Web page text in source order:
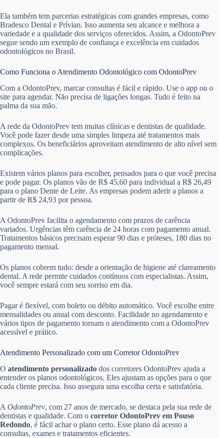
Ela também tem parcerias estratégicas com grandes empresas, como
Bradesco Dental e Prívian. Isso aumenta seu alcance e melhora a
variedade e a qualidade dos serviços oferecidos. Assim, a OdontoPrev
segue sendo um exemplo de confiança e excelência em cuidados
odontológicos no Brasil.
Como Funciona o Atendimento Odontológico com OdontoPrev
Com a OdontoPrev, marcar consultas é fácil e rápido. Use o app ou o
site para agendar. Não precisa de ligações longas. Tudo é feito na
palma da sua mão.
A rede da OdontoPrev tem muitas clínicas e dentistas de qualidade.
Você pode fazer desde uma simples limpeza até tratamentos mais
complexos. Os beneficiários aproveitam atendimento de alto nível sem
complicações.
Existem vários planos para escolher, pensados para o que você precisa
e pode pagar. Os planos vão de R$ 45,60 para individual a R$ 26,49
para o plano Dente de Leite. As empresas podem aderir a planos a
partir de R$ 24,93 por pessoa.
A OdontoPrev facilita o agendamento com prazos de carência
variados. Urgências têm carência de 24 horas com pagamento anual.
Tratamentos básicos precisam esperar 90 dias e próteses, 180 dias no
pagamento mensal.
Os planos cobrem tudo: desde a orientação de higiene até clareamento
dental. A rede permite cuidados contínuos com especialistas. Assim,
você sempre estará com seu sorriso em dia.
Pagar é flexível, com boleto ou débito automático. Você escolhe entre
mensalidades ou anual com desconto. Facilidade no agendamento e
vários tipos de pagamento tornam o atendimento com a OdontoPrev
acessível e prático.
Atendimento Personalizado com um Corretor OdontoPrev
O atendimento personalizado dos corretores OdontoPrev ajuda a
entender os planos odontológicos. Eles ajustam as opções para o que
cada cliente precisa. Isso assegura uma escolha certa e satisfatória.
A OdontoPrev, com 27 anos de mercado, se destaca pela sua rede de
dentistas e qualidade. Com o corretor OdontoPrev em Pouso
Redondo, é fácil achar o plano certo. Esse plano dá acesso a
consultas, exames e tratamentos eficientes.